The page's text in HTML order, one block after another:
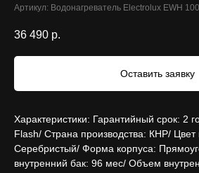
Артикул: Водонагреватель Electrolux EWH
36 490 р.
Оставить заявку
Характеристики: Гарантийный срок: 2
Flash/ Страна производства: КНР/ Цвет
Серебристый/ Форма корпуса:
внутренний бак: 96 мес/ Объем